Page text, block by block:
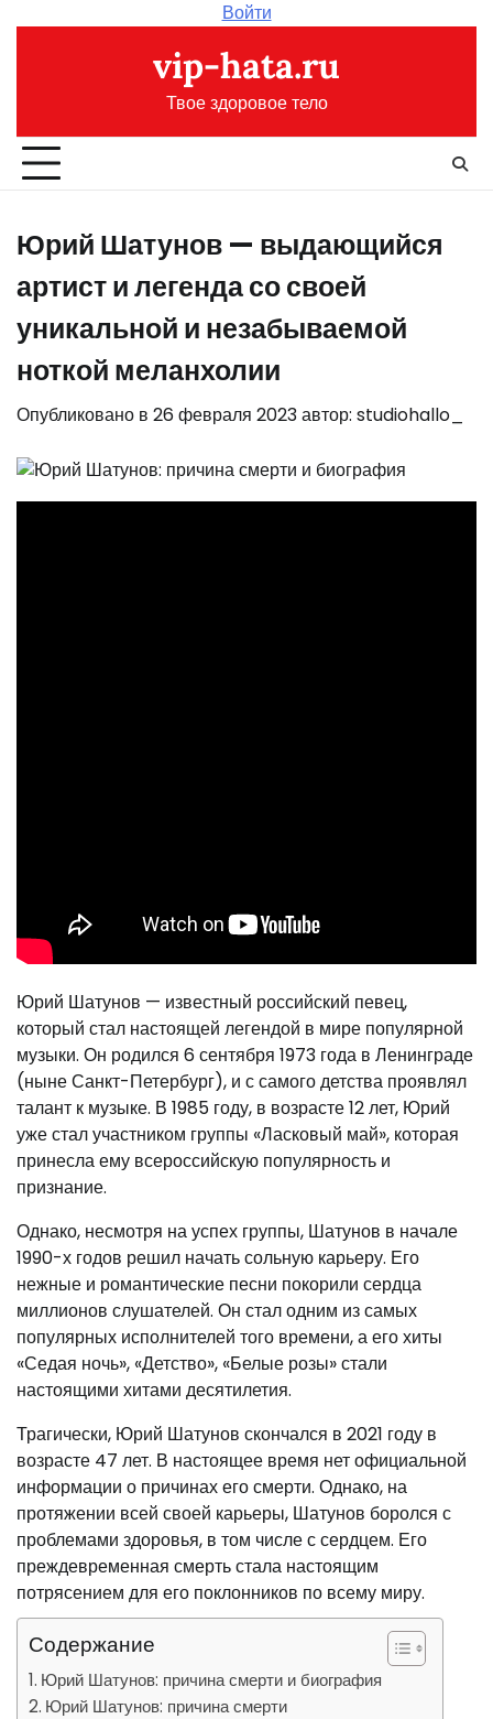
Войти
vip-hata.ru
Твое здоровое тело
Юрий Шатунов — выдающийся
артист и легенда со своей
уникальной и незабываемой
ноткой меланхолии
Опубликовано в 26 февраля 2023автор: studiohallo_
Юрий Шатунов — известный российский певец,
который стал настоящей легендой в мире популярной
музыки. Он родился 6 сентября 1973 года в Ленинграде
(ныне Санкт-Петербург), и с самого детства проявлял
талант к музыке. В 1985 году, в возрасте 12 лет, Юрий
уже стал участником группы «Ласковый май», которая
принесла ему всероссийскую популярность и
признание.
Однако, несмотря на успех группы, Шатунов в начале
1990-х годов решил начать сольную карьеру. Его
нежные и романтические песни покорили сердца
миллионов слушателей. Он стал одним из самых
популярных исполнителей того времени, а его хиты
«Седая ночь», «Детство», «Белые розы» стали
настоящими хитами десятилетия.
Трагически, Юрий Шатунов скончался в 2021 году в
возрасте 47 лет. В настоящее время нет официальной
информации о причинах его смерти. Однако, на
протяжении всей своей карьеры, Шатунов боролся с
проблемами здоровья, в том числе с сердцем. Его
преждевременная смерть стала настоящим
потрясением для его поклонников по всему миру.
Содержание
Юрий Шатунов: причина смерти и биография
Юрий Шатунов: причина смерти